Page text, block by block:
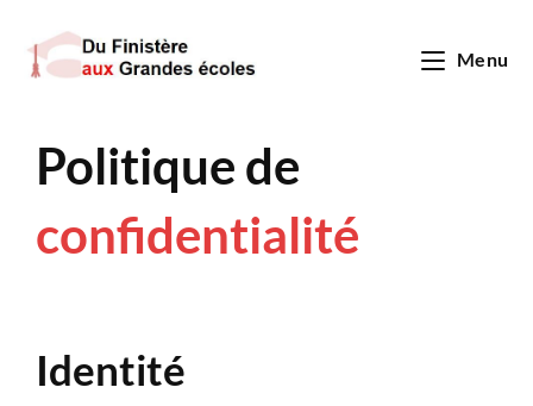
Menu
Politique de
confidentialité
Identité